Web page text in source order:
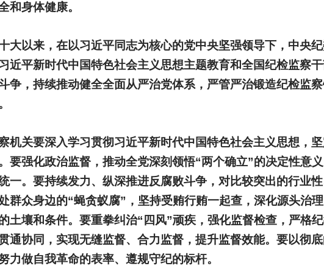
和身体健康。
大以来，在以习近平同志为核心的党中央坚强领导下，中央
近平新时代中国特色社会主义思想主题教育和全国纪检监察
争，持续推动健全全面从严治党体系，严管严治锻造纪检监
机关要深入学习贯彻习近平新时代中国特色社会主义思想，
要强化政治监督，推动全党深刻领悟“两个确立”的决定性意
一。要持续发力、纵深推进反腐败斗争，对比较突出的行业
群众身边的“蝇贪蚁腐”，坚持受贿行贿一起查，深化源头治
土壤和条件。要重拳纠治“四风”顽疾，强化监督检查，严格
通协同，实现无缝监督、合力监督，提升监督效能。要以彻
力做自我革命的表率、遵规守纪的标杆。